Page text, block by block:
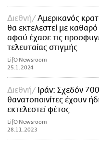
Διεθνή
Αμερικανός
θα εκτελεστεί με
αφού έχασε τις
τελευταίας στιγμής
LifO Newsroom
25.1.2024
Διεθνή
Ιράν: Σχεδόν 700
θανατοποινίτες έχουν
εκτελεστεί φέτος
LifO Newsroom
28.11.2023